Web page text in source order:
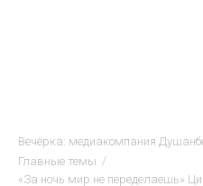
Вечёрка: медиакомпания
Главные темы /
«За ночь мир не переделаешь»